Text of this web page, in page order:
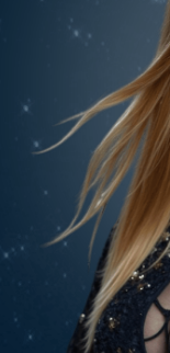
БКА ПРО — про
Не просто
которые
ДЛЯ